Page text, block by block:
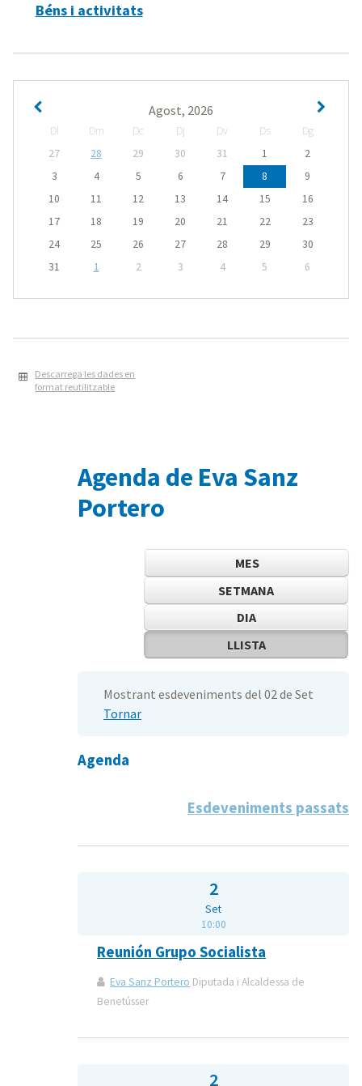
Béns i activitats
Agost, 2026
Dl Dm Dc Dj Dv Ds
Dg
27
28 29 30 31 1
2
3
4 5 6 7 8
9
10
11 12 13 14 15
16
17
18 19 20 21 22
23
24
25 26 27 28 29
30
31
1 2 3 4 5 6
Descarrega les dades en
format reutilitzable
Agenda de Eva Sanz
Portero
MES
SETMANA
DIA
LLISTA
Mostrant esdeveniments del 02 de Set
Tornar
Agenda
Esdeveniments passats
2
Set
10:00
Reunión Grupo Socialista
Eva Sanz Portero Diputada i Alcaldessa de
Benetússer
2